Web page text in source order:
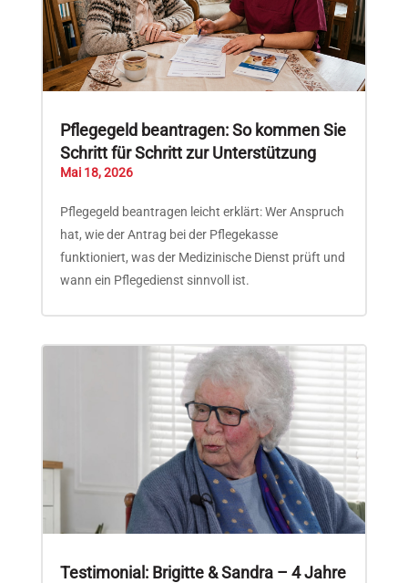
Pflegegeld beantragen: So kommen Sie
Schritt für Schritt zur Unterstützung
Mai 18, 2026
Pflegegeld beantragen leicht erklärt: Wer Anspruch
hat, wie der Antrag bei der Pflegekasse
funktioniert, was der Medizinische Dienst prüft und
wann ein Pflegedienst sinnvoll ist.
Testimonial: Brigitte & Sandra – 4 Jahre